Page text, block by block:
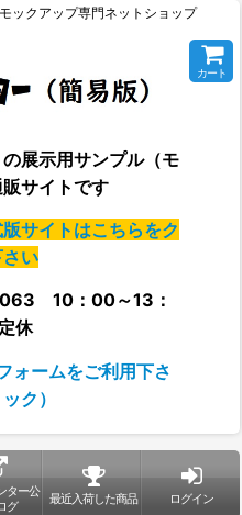
ックアップ専門ネットショップ
展示用サンプル（モ
サイトです
サイトはこちらをク
い
10：00～13：
休
ォームをご利用下さ
ク）
カート
ター公
グ
最近入荷した商品 ログイン